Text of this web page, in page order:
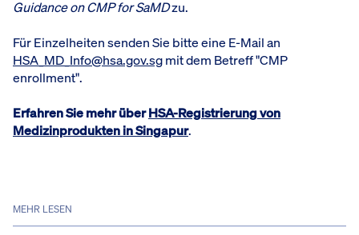
Guidance on CMP for SaMDzu.
Für Einzelheiten senden Sie bitte eine E-Mail an
HSA_MD_Info@hsa.gov.sgmit dem Betreff "CMP
enrollment".
Erfahren Sie mehr überHSA-Registrierung von
Medizinprodukten in Singapur.
MEHR LESEN